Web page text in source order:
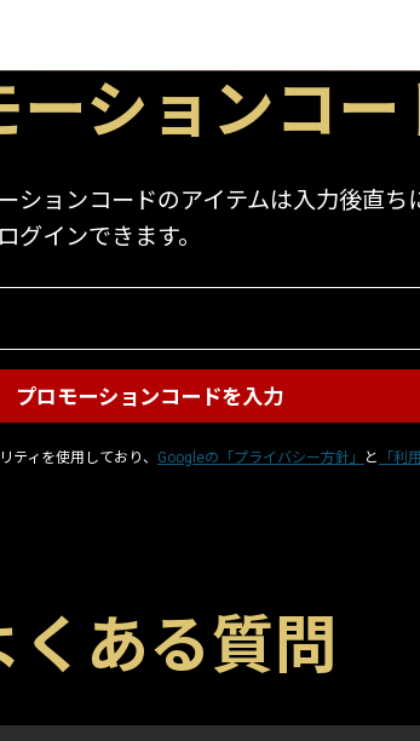
ーションコー
ョンコードのアイテムは入力後直
インできます。
ティを使用しており、 Googleの「プライバシー方針」 と 「利
くある質問
イテムを入手できる特殊コードです。各
ずプロモーションコードを適用できます。